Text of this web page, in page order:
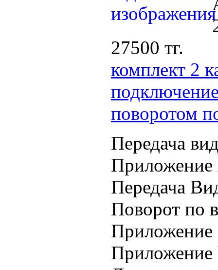
27500 тг.
комплект 2
поворотом
Передача
Передача
Поворот по